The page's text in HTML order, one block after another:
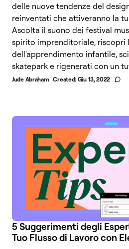
delle nuove tendenze del
reinventati che attiveranno la
Ascolta il suono dei festival
spirito imprenditoriale, riscopri
dell'apprendimento infantile,
skatepark e rigenerati con un
Jude Abraham Created: Giu 13, 2022
5 Suggerimenti degli
Tuo Flusso di Lavoro con